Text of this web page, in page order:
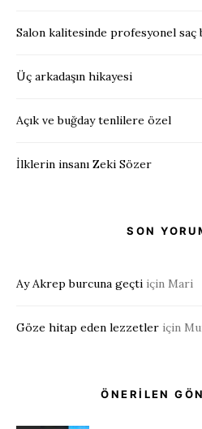
Salon kalitesinde profesyonel saç
Üç arkadaşın hikayesi
Açık ve buğday tenlilere özel
İlklerin insanı Zeki Sözer
SON
Ay Akrep burcuna geçti için Mari
Göze hitap eden lezzetler için
ÖNERİLEN